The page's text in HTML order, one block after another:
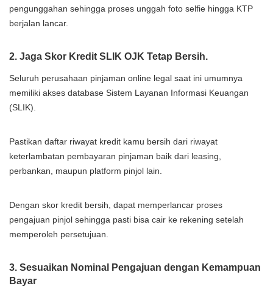
pengunggahan sehingga proses unggah foto selfie hingga KTP
berjalan lancar.
2. Jaga Skor Kredit SLIK OJK Tetap Bersih.
Seluruh perusahaan pinjaman online legal saat ini umumnya
memiliki akses database Sistem Layanan Informasi Keuangan
(SLIK).
Pastikan daftar riwayat kredit kamu bersih dari riwayat
keterlambatan pembayaran pinjaman baik dari leasing,
perbankan, maupun platform pinjol lain.
Dengan skor kredit bersih, dapat memperlancar proses
pengajuan pinjol sehingga pasti bisa cair ke rekening setelah
memperoleh persetujuan.
3. Sesuaikan Nominal Pengajuan dengan Kemampuan
Bayar